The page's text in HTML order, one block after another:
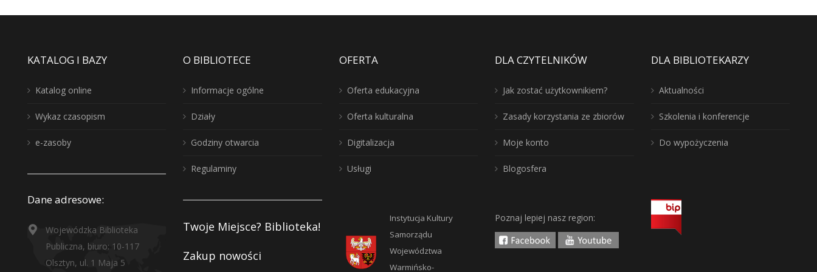
KATALOG I BAZY
Katalog online
Wykaz czasopism
e-zasoby
Dane adresowe:
Wojewódzka Biblioteka
Publiczna, biuro: 10-117
Olsztyn, ul. 1 Maja 5
O BIBLIOTECE
Informacje ogólne
Działy
Godziny otwarcia
Regulaminy
Twoje Miejsce? Biblioteka!
Zakup nowości
OFERTA
Oferta edukacyjna
Oferta kulturalna
Digitalizacja
Usługi
Instytucja Kultury
Samorządu
Województwa
Warmińsko-
DLA CZYTELNIKÓW
Jak zostać użytkownikiem?
Zasady korzystania ze zbiorów
Moje konto
Blogosfera
Poznaj lepiej nasz region:
DLA BIBLIOTEKARZY
Aktualności
Szkolenia i konferencje
Do wypożyczenia